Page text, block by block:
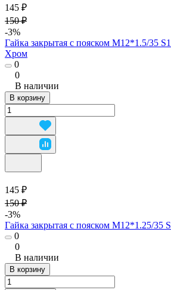
145 ₽
150 ₽
-3%
Гайка закрытая с пояском М12*1.5/35
Хром
0
0
В наличии
В корзину
145 ₽
150 ₽
-3%
Гайка закрытая с пояском М12*1.25/35
0
0
В наличии
В корзину